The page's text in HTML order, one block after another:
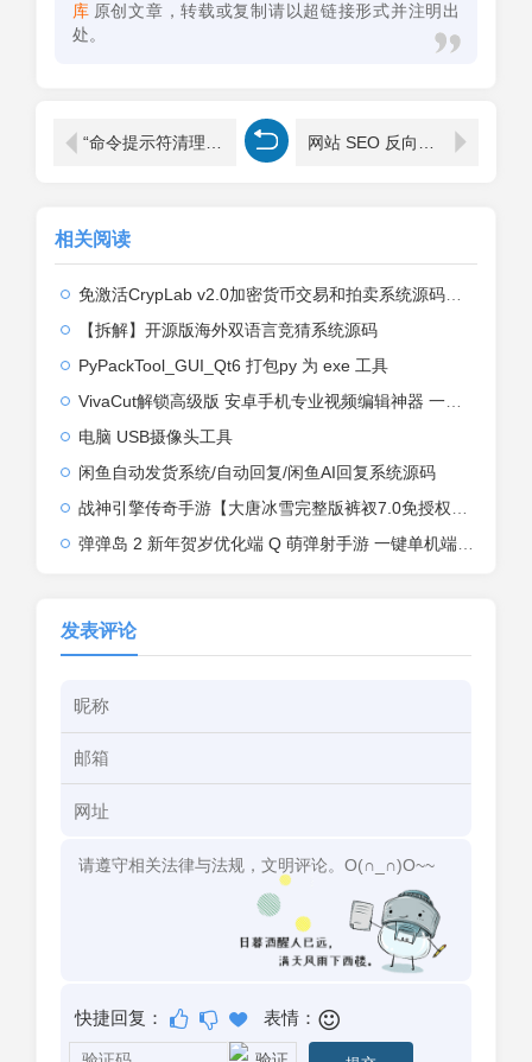
库 原创文章，转载或复制请以超链接形式并注明出
处。
“命令提示符清理 Windows 系统：详细指南 网站 SEO 反向链接优化：重要事项需注意
相关阅读
免激活CrypLab v2.0加密货币交易和拍卖系统源码，前台新增中文后台全部汉化
【拆解】开源版海外双语言竞猜系统源码
PyPackTool_GUI_Qt6 打包py 为 exe 工具
VivaCut解锁高级版 安卓手机专业视频编辑神器 一键式AI加持
电脑 USB摄像头工具
闲鱼自动发货系统/自动回复/闲鱼AI回复系统源码
战神引擎传奇手游【大唐冰雪完整版裤衩7.0免授权】2026整理特色服务端+寒冬之城+万象古城+天威大陆+大唐盛世【站长亲测】
弹弹岛 2 新年贺岁优化端 Q 萌弹射手游 一键单机端 + Linux 手工端 + GM 后台 + 安卓 iOS 双端带教程
发表评论
快捷回复： 表情：